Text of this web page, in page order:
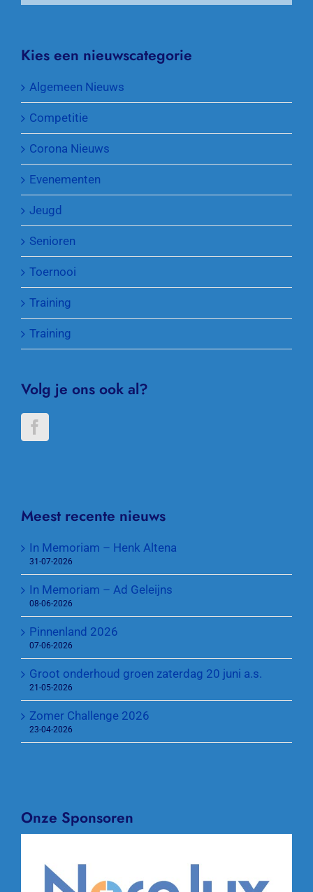
Kies een nieuwscategorie
Algemeen Nieuws
Competitie
Corona Nieuws
Evenementen
Jeugd
Senioren
Toernooi
Training
Training
Volg je ons ook al?
Meest recente nieuws
In Memoriam – Henk Altena
31-07-2026
In Memoriam – Ad Geleijns
08-06-2026
Pinnenland 2026
07-06-2026
Groot onderhoud groen zaterdag 20 juni a.s.
21-05-2026
Zomer Challenge 2026
23-04-2026
Onze Sponsoren